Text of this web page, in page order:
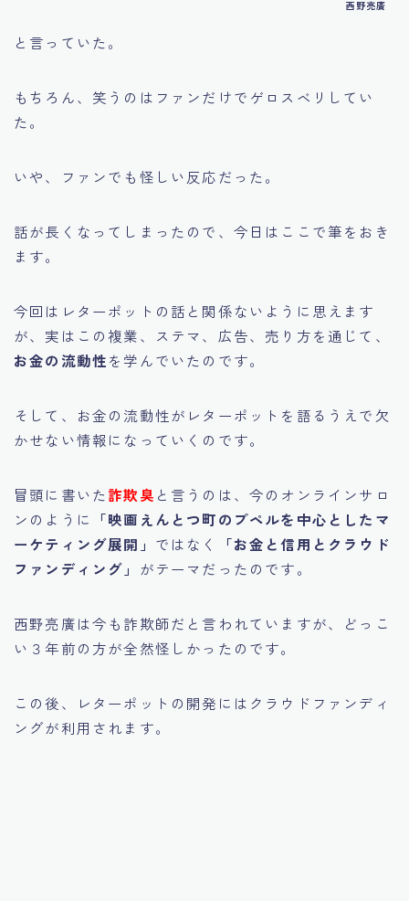
西野亮廣
と言っていた。
もちろん、笑うのはファンだけでゲロスベリしてい
た。
いや、ファンでも怪しい反応だった。
話が長くなってしまったので、今日はここで筆をおき
ます。
今回はレターポットの話と関係ないように思えます
が、実はこの複業、ステマ、広告、売り方を通じて、
お金の流動性を学んでいたのです。
そして、お金の流動性がレターポットを語るうえで欠
かせない情報になっていくのです。
冒頭に書いた 詐欺臭 と言うのは、今のオンラインサロ
ンのように
「映画えんとつ町のプペルを中心としたマ
ーケティング展開」 ではなく
「お金と信用とクラウド
ファンディング」 がテーマだったのです。
西野亮廣は今も詐欺師だと言われていますが、どっこ
い３年前の方が全然怪しかったのです。
この後、レターポットの開発にはクラウドファンディ
ングが利用されます。